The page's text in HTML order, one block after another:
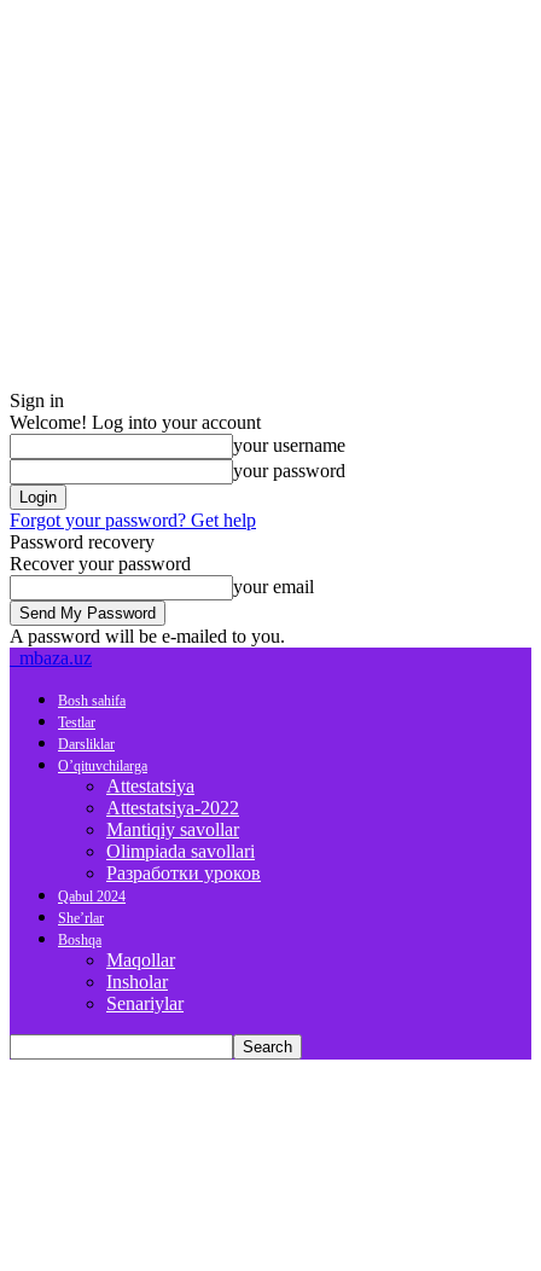
Sign in
Welcome! Log into your account
your username
your password
Forgot your password? Get help
Password recovery
Recover your password
your email
A password will be e-mailed to you.
mbaza.uz
Bosh sahifa
Testlar
Darsliklar
O’qituvchilarga
Attestatsiya
Attestatsiya-2022
Mantiqiy savollar
Olimpiada savollari
Разработки уроков
Qabul 2024
She’rlar
Boshqa
Maqollar
Insholar
Senariylar